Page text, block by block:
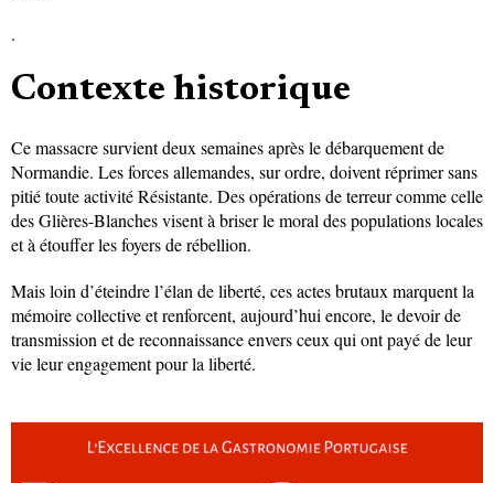
.
Contexte historique
Ce massacre survient deux semaines après le débarquement de
Normandie. Les forces allemandes, sur ordre, doivent réprimer sans
pitié toute activité Résistante. Des opérations de terreur comme celle
des Glières-Blanches visent à briser le moral des populations locales
et à étouffer les foyers de rébellion.
Mais loin d’éteindre l’élan de liberté, ces actes brutaux marquent la
mémoire collective et renforcent, aujourd’hui encore, le devoir de
transmission et de reconnaissance envers ceux qui ont payé de leur
vie leur engagement pour la liberté.